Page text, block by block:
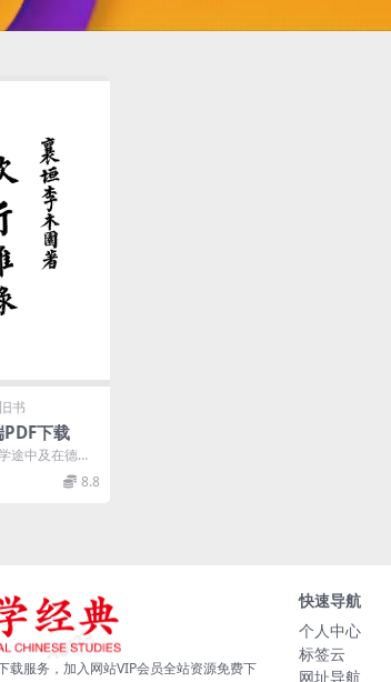
书
下载
途中及在德国
附《德国工
8.8
载服务，加入网站VIP会员全站资源免费下
快速导航
个人中心
标签云
网址导航